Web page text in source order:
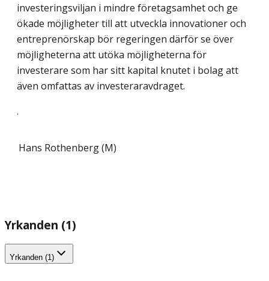
investeringsviljan i mindre företagsamhet och ge
ökade möjligheter till att utveckla innovationer och
entreprenörskap bör regeringen därför se över
möjligheterna att utöka möjligheterna för
investerare som har sitt kapital knutet i bolag att
även omfattas av investeraravdraget.
.
Hans Rothenberg (M)
Yrkanden (1)
Yrkanden (1)